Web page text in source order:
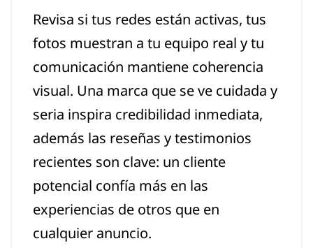
Revisa si tus redes están activas, tus
fotos muestran a tu equipo real y tu
comunicación mantiene coherencia
visual. Una marca que se ve cuidada y
seria inspira credibilidad inmediata,
además las reseñas y testimonios
recientes son clave: un cliente
potencial confía más en las
experiencias de otros que en
cualquier anuncio.